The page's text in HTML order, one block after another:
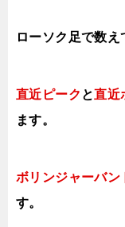
ローソク足で数え
直近ピーク と直近
ます。
ボリンジャーバン
す。